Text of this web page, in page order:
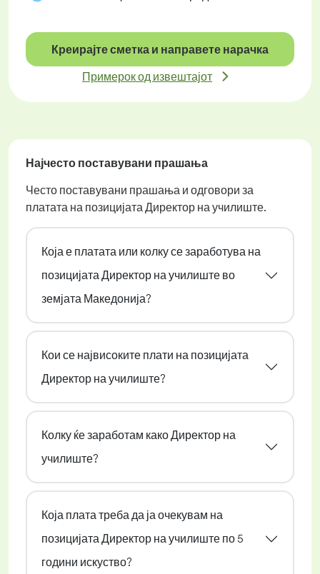
Креирајте сметка и направете нарачка
Примерок од извештајот
Најчесто поставувани прашања
Често поставувани прашања и одговори за
платата на позицијата Директор на училиште.
Која е платата или колку се заработува на
позицијата Директор на училиште во
земјата Македонија?
Кои се највисоките плати на позицијата
Директор на училиште?
Колку ќе заработам како Директор на
училиште?
Која плата треба да ја очекувам на
позицијата Директор на училиште по 5
години искуство?